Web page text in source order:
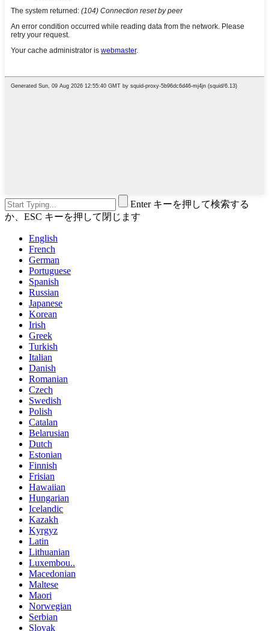
Enter キーを押して検索する
か、ESC キーを押して閉じます
English
French
German
Portuguese
Spanish
Russian
Japanese
Korean
Irish
Greek
Turkish
Italian
Danish
Romanian
Czech
Swedish
Polish
Catalan
Belarusian
Dutch
Estonian
Finnish
Frisian
Hawaiian
Hungarian
Icelandic
Kazakh
Kyrgyz
Latin
Lithuanian
Luxembou..
Macedonian
Maltese
Maori
Norwegian
Serbian
Slovak